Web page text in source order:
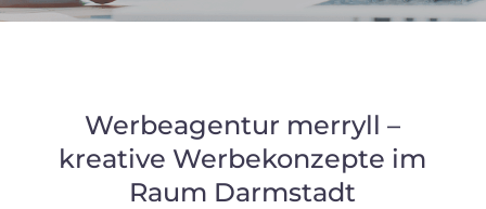
Werbeagentur merryll –
kreative Werbekonzepte im
Raum Darmstadt